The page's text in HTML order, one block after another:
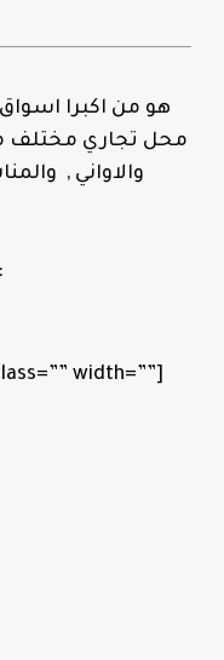
محل تجاري مختلف
والاواني ,
رابط موقعه على خريطة جوجل :
width=””]